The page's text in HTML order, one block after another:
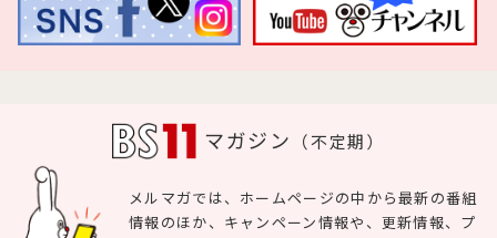
マガジン （不定期）
メルマガでは、ホームページの中から最新の番組
情報のほか、キャンペーン情報や、更新情報、プ